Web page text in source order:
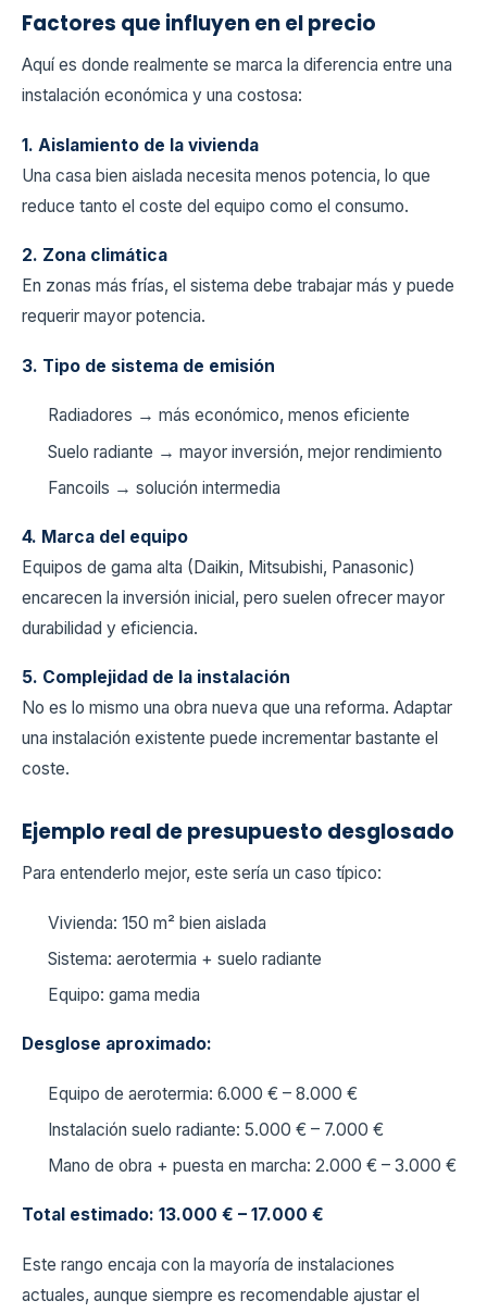
Factores que influyen en el precio
Aquí es donde realmente se marca la diferencia entre una
instalación económica y una costosa:
1. Aislamiento de la vivienda
Una casa bien aislada necesita menos potencia, lo que
reduce tanto el coste del equipo como el consumo.
2. Zona climática
En zonas más frías, el sistema debe trabajar más y puede
requerir mayor potencia.
3. Tipo de sistema de emisión
Radiadores → más económico, menos eficiente
Suelo radiante → mayor inversión, mejor rendimiento
Fancoils → solución intermedia
4. Marca del equipo
Equipos de gama alta (Daikin, Mitsubishi, Panasonic)
encarecen la inversión inicial, pero suelen ofrecer mayor
durabilidad y eficiencia.
5. Complejidad de la instalación
No es lo mismo una obra nueva que una reforma. Adaptar
una instalación existente puede incrementar bastante el
coste.
Ejemplo real de presupuesto desglosado
Para entenderlo mejor, este sería un caso típico:
Vivienda: 150 m² bien aislada
Sistema: aerotermia + suelo radiante
Equipo: gama media
Desglose aproximado:
Equipo de aerotermia: 6.000 € – 8.000 €
Instalación suelo radiante: 5.000 € – 7.000 €
Mano de obra + puesta en marcha: 2.000 € – 3.000 €
Total estimado: 13.000 € – 17.000 €
Este rango encaja con la mayoría de instalaciones
actuales, aunque siempre es recomendable ajustar el